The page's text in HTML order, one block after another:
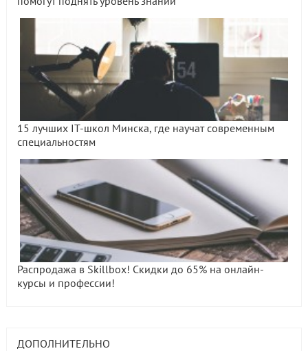
15 лучших IT-школ Минска, где научат современным
специальностям
Распродажа в Skillbox! Скидки до 65% на онлайн-
курсы и профессии!
ДОПОЛНИТЕЛЬНО